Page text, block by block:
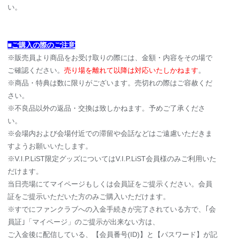
い。
■ご購入の際のご注意
※販売員より商品をお受け取りの際には、金額・内容をその場で
ご確認ください。 売り場を離れて以降は対応いたしかねます。
※商品・特典は数に限りがございます。売切れの際はご容赦くだ
さい。
※不良品以外の返品・交換は致しかねます。予めご了承くださ
い。
※会場内および会場付近での滞留や会話などはご遠慮いただきま
すようお願いいたします。
※V.I.P.LiST限定グッズについてはV.I.P.LiST会員様のみご利用いた
だけます。
当日売場にてマイページもしくは会員証をご提示ください。会員
証をご提示いただいた方のみご購入いただけます。
※すでにファンクラブへの入金手続きが完了されている方で、｢会
員証｣「マイページ」のご提示が出来ない方は、
ご入金後に配信している、【会員番号(ID)】と【パスワード】が記